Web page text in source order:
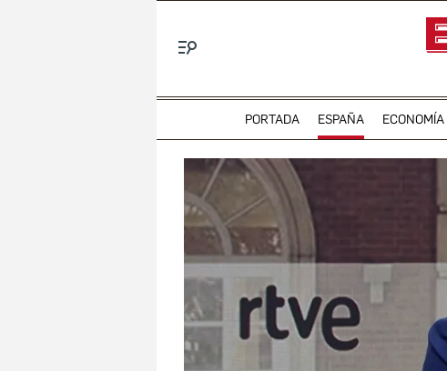
PORTADA ESPAÑA ECONOMÍA